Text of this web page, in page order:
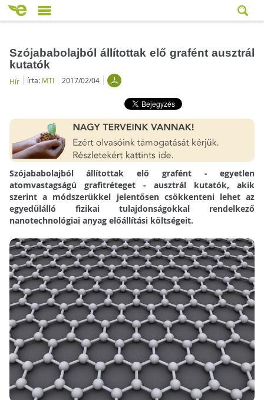
Szójababolajból állítottak elő grafént ausztrál
kutatók
Hír írta: MTI 2017/02/04
Szójababolajból állítottak elő grafént - egyetlen
atomvastagságú grafitréteget - ausztrál kutatók, akik
szerint a módszerükkel jelentősen csökkenteni lehet az
egyedülálló fizikai tulajdonságokkal rendelkező
nanotechnológiai anyag előállítási költségeit.